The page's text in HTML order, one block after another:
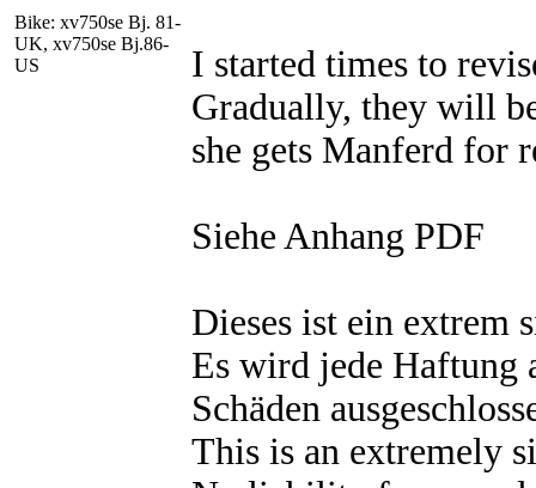
Bike: xv750se Bj. 81-
UK, xv750se Bj.86-
US
I started times to
Gradually, they will
she gets Manferd for
Siehe Anhang PDF
Dieses ist ein
Es wird jede Haftung
Schäden
This is an extremely